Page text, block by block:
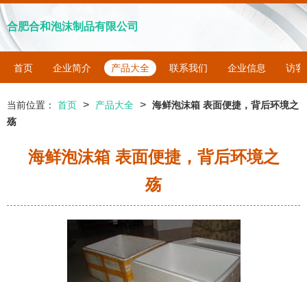
合肥合和泡沫制品有限公司
首页 企业简介 产品大全 联系我们 企业信息 访客
当前位置： 首页 > 产品大全 > 海鲜泡沫箱 表面便捷，背后环境之
殇
海鲜泡沫箱 表面便捷，背后环境之
殇